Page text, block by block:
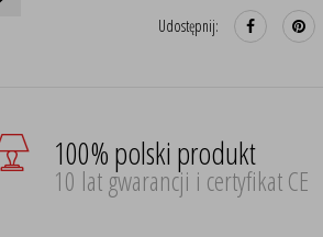
Udostępnij:
100% polski produkt
10 lat gwarancji i certyfikat CE